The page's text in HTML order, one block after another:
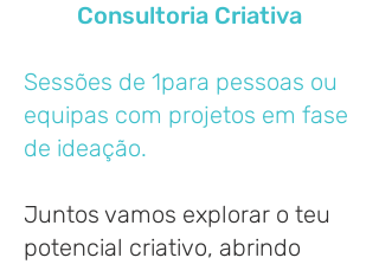
Consultoria Criativa
Sessões de 1para pessoas ou
equipas com projetos em fase
de ideação.
Juntos vamos explorar o teu
potencial criativo, abrindo